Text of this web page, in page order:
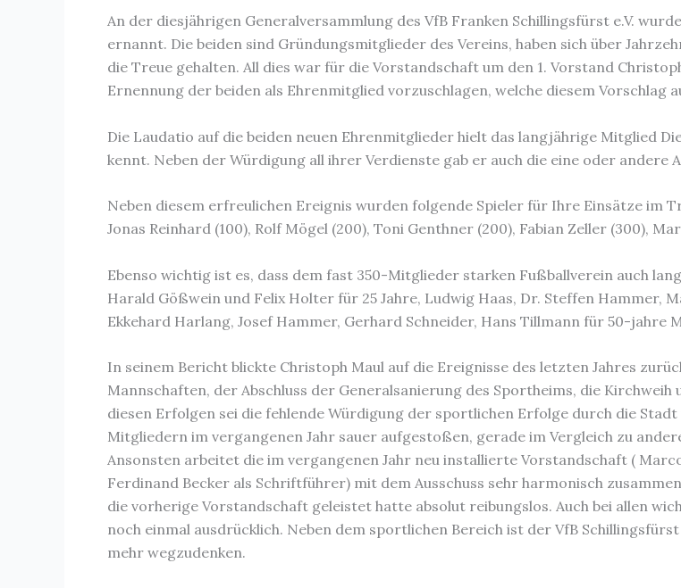
An der diesjährigen Generalversammlung des VfB Franken Schillingsfürst e.V.
ernannt. Die beiden sind Gründungsmitglieder des Vereins, haben sich über
die Treue gehalten. All dies war für die Vorstandschaft um den 1. Vorstand
Ernennung der beiden als Ehrenmitglied vorzuschlagen, welche diesem Vorschlag
Die Laudatio auf die beiden neuen Ehrenmitglieder hielt das langjährige Mitglied
kennt. Neben der Würdigung all ihrer Verdienste gab er auch die eine oder andere
Neben diesem erfreulichen Ereignis wurden folgende Spieler für Ihre Einsätze im
Jonas Reinhard (100), Rolf Mögel (200), Toni Genthner (200), Fabian Zeller (300),
Ebenso wichtig ist es, dass dem fast 350-Mitglieder starken Fußballverein auch
Harald Gößwein und Felix Holter für 25 Jahre, Ludwig Haas, Dr. Steffen Hammer,
Ekkehard Harlang, Josef Hammer, Gerhard Schneider, Hans Tillmann für 50-jahre
In seinem Bericht blickte Christoph Maul auf die Ereignisse des letzten Jahres
Mannschaften, der Abschluss der Generalsanierung des Sportheims, die
diesen Erfolgen sei die fehlende Würdigung der sportlichen Erfolge durch die
Mitgliedern im vergangenen Jahr sauer aufgestoßen, gerade im Vergleich zu
Ansonsten arbeitet die im vergangenen Jahr neu installierte Vorstandschaft (
Ferdinand Becker als Schriftführer) mit dem Ausschuss sehr harmonisch
die vorherige Vorstandschaft geleistet hatte absolut reibungslos. Auch bei allen
noch einmal ausdrücklich. Neben dem sportlichen Bereich ist der VfB
mehr wegzudenken.